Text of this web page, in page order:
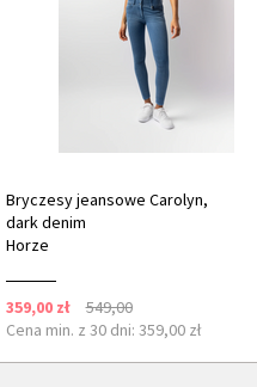
Bryczesy jeansowe Carolyn,
dark denim
Horze
359,00 zł
549,00
Cena min. z 30 dni: 359,00 zł